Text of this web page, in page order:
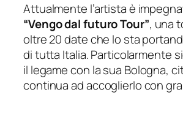
Attualmente l’artista è
“Vengo dal futuro Tour”, una
oltre 20 date che lo sta
di tutta Italia. Particolarmente
il legame con la sua Bologna,
continua ad accoglierlo con